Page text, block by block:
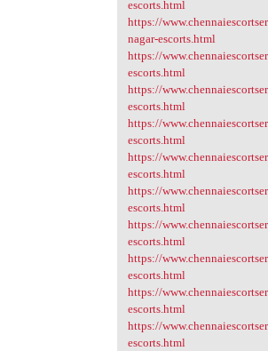
escorts.html
https://
nagar-escorts.html
https://
escorts.html
https://
escorts.html
https://
escorts.html
https://
escorts.html
https://
escorts.html
https://
escorts.html
https://
escorts.html
https://
escorts.html
https://
escorts.html